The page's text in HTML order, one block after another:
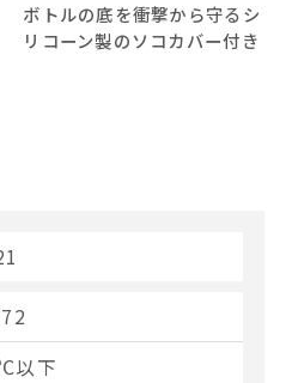
ボトルの底を衝撃から守るシ
リコーン製のソコカバー付き
以下